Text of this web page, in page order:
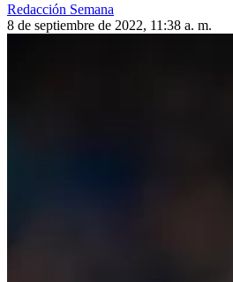
Redacción Semana
8 de septiembre de 2022, 11:38 a. m.